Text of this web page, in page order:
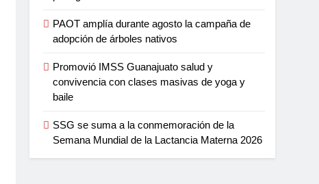
PAOT amplía durante agosto la campaña de
adopción de árboles nativos
Promovió IMSS Guanajuato salud y
convivencia con clases masivas de yoga y
baile
SSG se suma a la conmemoración de la
Semana Mundial de la Lactancia Materna 2026